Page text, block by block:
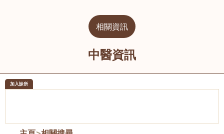
相關資訊
中醫資訊
加入診所